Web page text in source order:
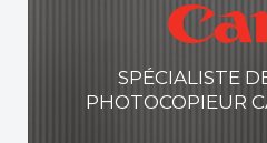
SPÉCIALISTE
PHOTOCOPIEUR